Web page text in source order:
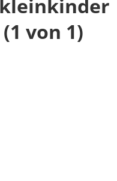
von 1)